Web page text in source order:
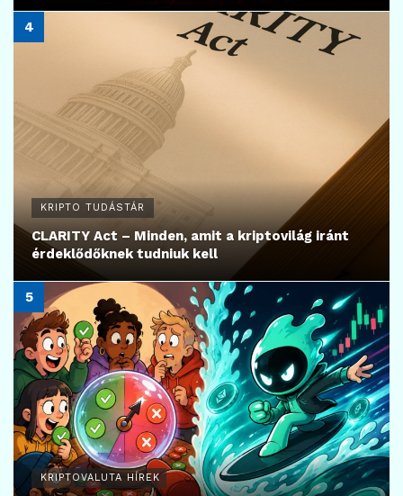
KRIPTO TUDÁSTÁR
CLARITY Act – Minden, amit a kriptovilág iránt
érdeklődőknek tudniuk kell
KRIPTOVALUTA HÍREK